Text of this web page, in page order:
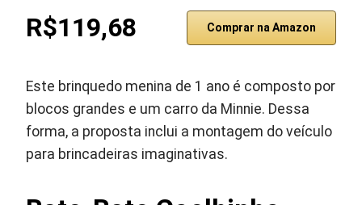
R$119,68 Comprar na Amazon
Este brinquedo menina de 1 ano é composto por
blocos grandes e um carro da Minnie. Dessa
forma, a proposta inclui a montagem do veículo
para brincadeiras imaginativas.